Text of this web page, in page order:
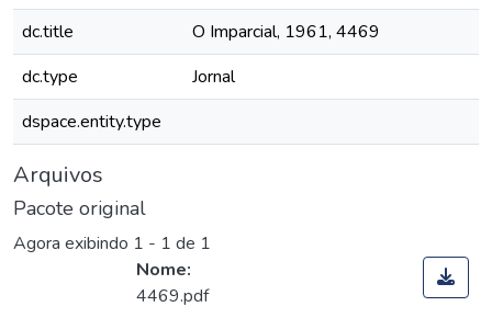
dc.title
O Imparcial, 1961, 4469
dc.type
Jornal
dspace.entity.type
Arquivos
Pacote original
Agora exibindo 1 - 1 de 1
Nome:
4469.pdf